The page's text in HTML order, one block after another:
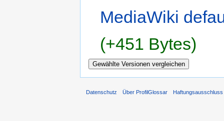
MediaWiki
(+451 Bytes)
Datenschutz Über ProfilGlossar Haftungsausschluss